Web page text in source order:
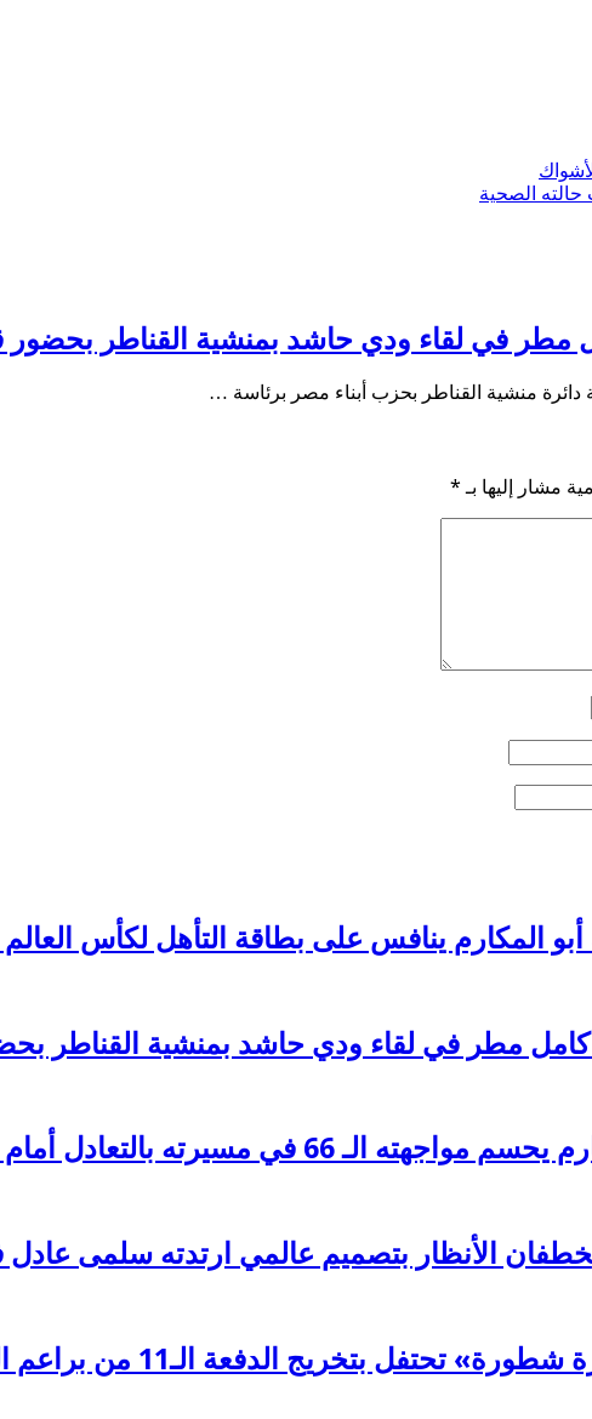
الصحية
في لقاء ودي حاشد بمنشية القناطر بحضور
دائرة منشية القناطر بحزب أبناء مصر برئاسة …
مشار إليها بـ *
المكارم ينافس على بطاقة التأهل لكأس
مطر في لقاء ودي حاشد بمنشية القناطر
في مسيرته بالتعادل أمام بطل إيران
الأنظار بتصميم عالمي ارتدته سلمى
بتخريج الدفعة الـ11 من براعم المستقبل